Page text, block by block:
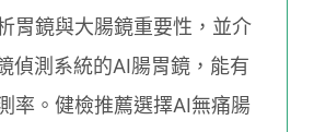
胃鏡與大腸鏡重要性，並介
偵測系統的AI腸胃鏡，能有
率。健檢推薦選擇AI無痛腸